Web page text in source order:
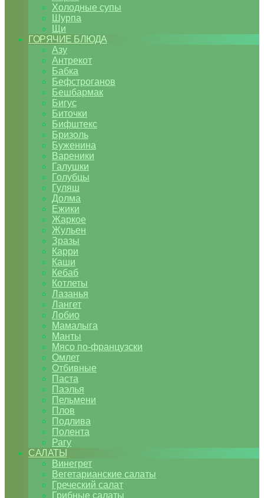
Холодные супы
Шурпа
Щи
ГОРЯЧИЕ БЛЮДА
Азу
Антрекот
Бабка
Бефстроганов
Бешбармак
Бигус
Биточки
Бифштекс
Бризоль
Буженина
Вареники
Галушки
Голубцы
Гуляш
Долма
Ежики
Жаркое
Жульен
Зразы
Карри
Каши
Кебаб
Котлеты
Лазанья
Лангет
Лобио
Мамалыга
Манты
Мясо по-французски
Омлет
Отбивные
Паста
Паэлья
Пельмени
Плов
Подлива
Полента
Рагу
САЛАТЫ
Винегрет
Вегетарианские салаты
Греческий салат
Грибные салаты